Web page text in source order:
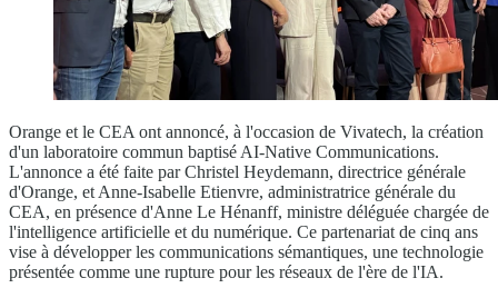
Orange et le CEA ont annoncé, à l'occasion de Vivatech, la création
d'un laboratoire commun baptisé AI-Native Communications.
L'annonce a été faite par Christel Heydemann, directrice générale
d'Orange, et Anne-Isabelle Etienvre, administratrice générale du
CEA, en présence d'Anne Le Hénanff, ministre déléguée chargée de
l'intelligence artificielle et du numérique. Ce partenariat de cinq ans
vise à développer les communications sémantiques, une technologie
présentée comme une rupture pour les réseaux de l'ère de l'IA.